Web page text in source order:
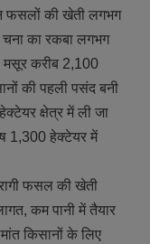
फसलों की खेती लगभग
का रकबा लगभग
करीब 2,100
की पहली पसंद बनी
क्षेत्र में ली जा
1,300 हेक्टेयर में
फसल की खेती
कम पानी में तैयार
किसानों के लिए